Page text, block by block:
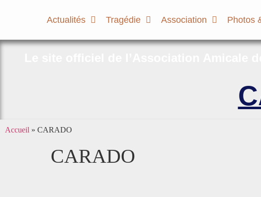
Actualités Tragédie Association Photos
Accueil » CARADO
CARADO